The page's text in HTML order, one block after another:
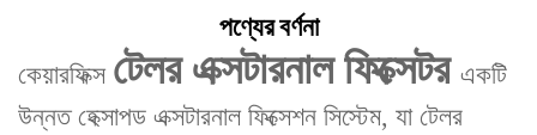
পণ্যের বর্ণনা
কেয়ারফিক্স টেলর এক্সটারনাল ফিক্সেটর‌ একটি
উন্নত ‌হেক্সাপড এক্সটারনাল ফিক্সেশন সিস্টেম‌, যা ‌টেলর